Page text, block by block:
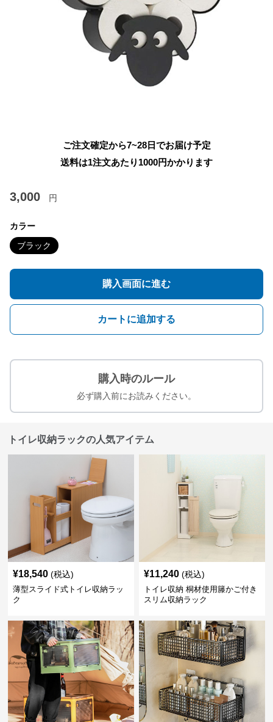
ご注文確定から7~28日でお届け予定
送料は1注文あたり 1000円かかります
3,000 円
カラー
ブラック
購入画面に進む
カートに追加する
購入時のルール
必ず購入前にお読みください。
トイレ収納ラックの人気アイテム
¥18,540 (税込)
薄型スライド式トイレ収納ラッ
ク
¥11,240 (税込)
トイレ収納 桐材使用籐かご付き
スリム収納ラック